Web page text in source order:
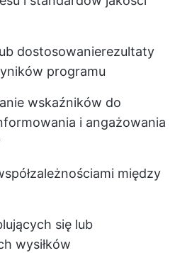
dostosowanierezultaty
programu
wskaźników do
i angażowania
między
się lub
wysiłków